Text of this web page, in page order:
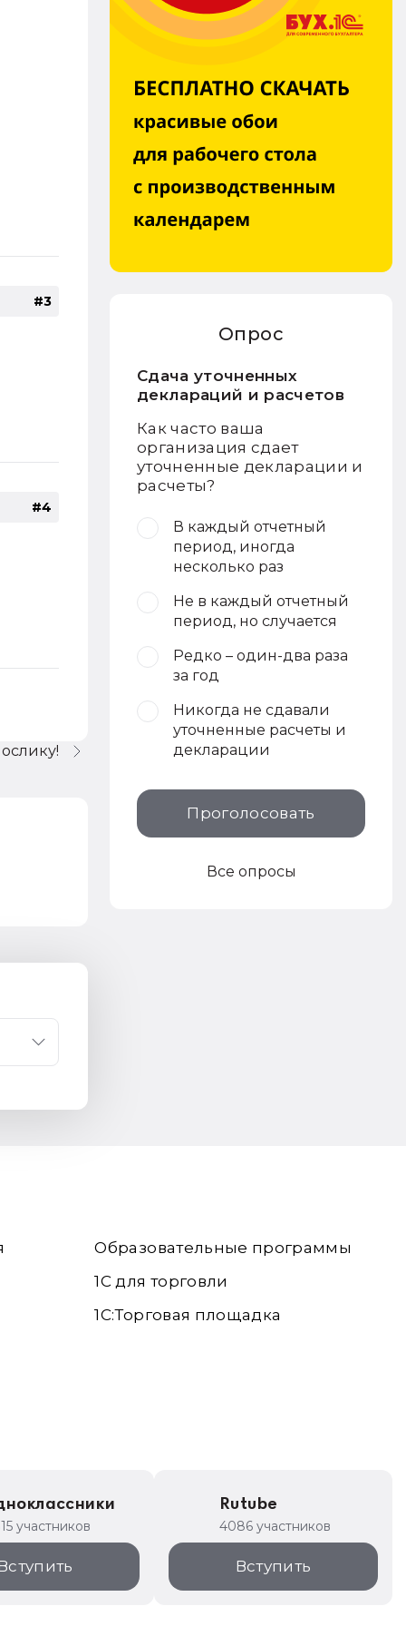
#3
#4
Опрос
Сдача уточненных
деклараций и расчетов
Как часто ваша
организация сдает
уточненные декларации и
расчеты?
В каждый отчетный
период, иногда
несколько раз
Не в каждый отчетный
период, но случается
Редко – один-два раза
за год
Никогда не сдавали
уточненные расчеты и
декларации
Проголосовать
Все опросы
Образовательные программы
1С для торговли
1С:Торговая площадка
участников
Rutube
4086 участников
Вступить